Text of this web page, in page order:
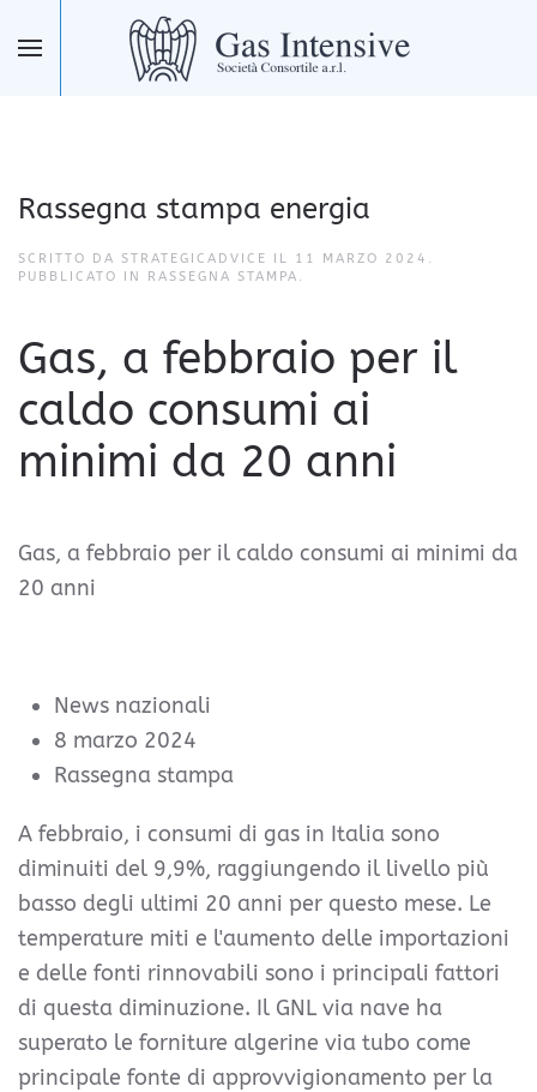
Skip to main content
Rassegna stampa energia
SCRITTO DA STRATEGICADVICE IL 11 MARZO 2024 .
PUBBLICATO IN RASSEGNA STAMPA .
Gas, a febbraio per il
caldo consumi ai
minimi da 20 anni
Gas, a febbraio per il caldo consumi ai minimi da
20 anni
News nazionali
8 marzo 2024
Rassegna stampa
A febbraio, i consumi di gas in Italia sono
diminuiti del 9,9%, raggiungendo il livello più
basso degli ultimi 20 anni per questo mese. Le
temperature miti e l'aumento delle importazioni
e delle fonti rinnovabili sono i principali fattori
di questa diminuzione. Il GNL via nave ha
superato le forniture algerine via tubo come
principale fonte di approvvigionamento per la